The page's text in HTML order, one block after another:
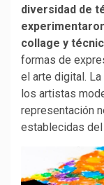
diversidad de
collage y
formas de
el arte digital.
los artistas
representación
establecidas del